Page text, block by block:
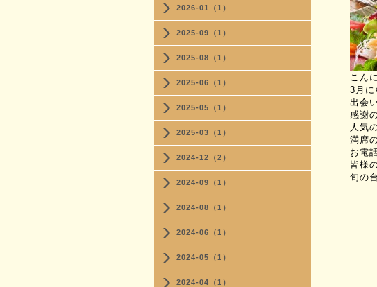
2026-01（1）
2025-09（1）
2025-08（1）
2025-06（1）
2025-05（1）
2025-03（1）
2024-12（2）
2024-09（1）
2024-08（1）
2024-06（1）
2024-05（1）
2024-04（1）
こん
3月に
出会
感謝
人気
満席
お電
皆様
旬の